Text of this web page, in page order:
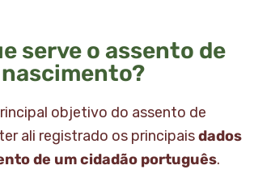
serve o assento de
nascimento?
objetivo do assento de
ali registrado os principaisdados
de um cidadão português.